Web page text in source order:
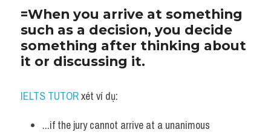
=When you arrive at something
such as a decision, you decide
something after thinking about
it or discussing it.
IELTS TUTOR xét ví dụ:
...if the jury cannot arrive at a unanimous